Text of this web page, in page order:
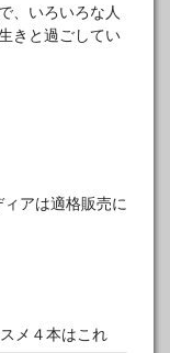
、いろいろな人
きと過ごしてい
ィアは適格販売に
メ４本はこれ